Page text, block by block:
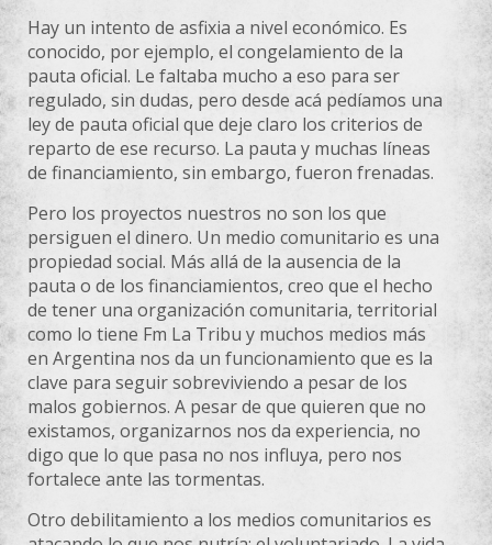
Hay un intento de asfixia a nivel económico. Es
conocido, por ejemplo, el congelamiento de la
pauta oficial. Le faltaba mucho a eso para ser
regulado, sin dudas, pero desde acá pedíamos una
ley de pauta oficial que deje claro los criterios de
reparto de ese recurso. La pauta y muchas líneas
de financiamiento, sin embargo, fueron frenadas.
Pero los proyectos nuestros no son los que
persiguen el dinero. Un medio comunitario es una
propiedad social. Más allá de la ausencia de la
pauta o de los financiamientos, creo que el hecho
de tener una organización comunitaria, territorial
como lo tiene Fm La Tribu y muchos medios más
en Argentina nos da un funcionamiento que es la
clave para seguir sobreviviendo a pesar de los
malos gobiernos. A pesar de que quieren que no
existamos, organizarnos nos da experiencia, no
digo que lo que pasa no nos influya, pero nos
fortalece ante las tormentas.
Otro debilitamiento a los medios comunitarios es